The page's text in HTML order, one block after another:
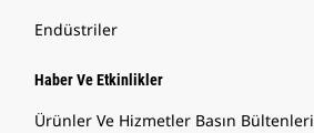
Endüstriler
Haber Ve Etkinlikler
Ürünler Ve Hizmetler Basın Bültenleri